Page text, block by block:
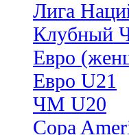
Лига
Клубный
Евро
Евро U21
ЧМ U20
Copa